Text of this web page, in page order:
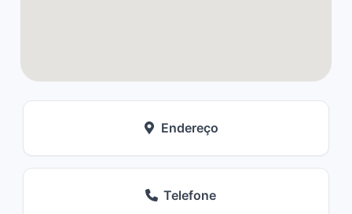
Endereço
Telefone